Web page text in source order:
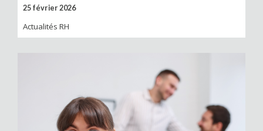
25 février 2026
Actualités RH